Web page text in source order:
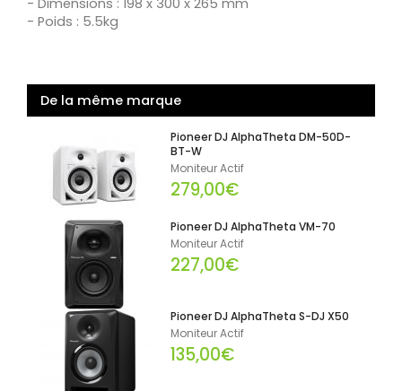
- Dimensions : 198 x 300 x 265 mm
- Poids : 5.5kg
De la même marque
Pioneer DJ AlphaTheta DM-50D-
BT-W
Moniteur Actif
279,00€
Pioneer DJ AlphaTheta VM-70
Moniteur Actif
227,00€
Pioneer DJ AlphaTheta S-DJ X50
Moniteur Actif
135,00€